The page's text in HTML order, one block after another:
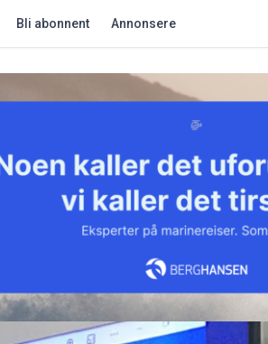
Bli abonnent Annonsere